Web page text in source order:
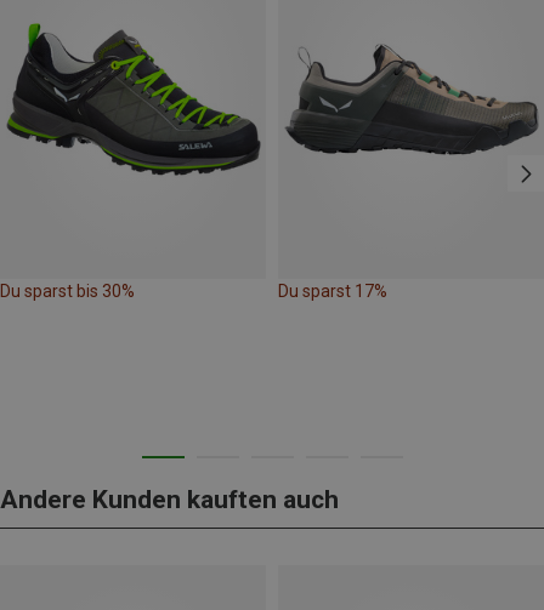
Du sparst bis 30% Du sparst 17%
Andere Kunden kauften auch